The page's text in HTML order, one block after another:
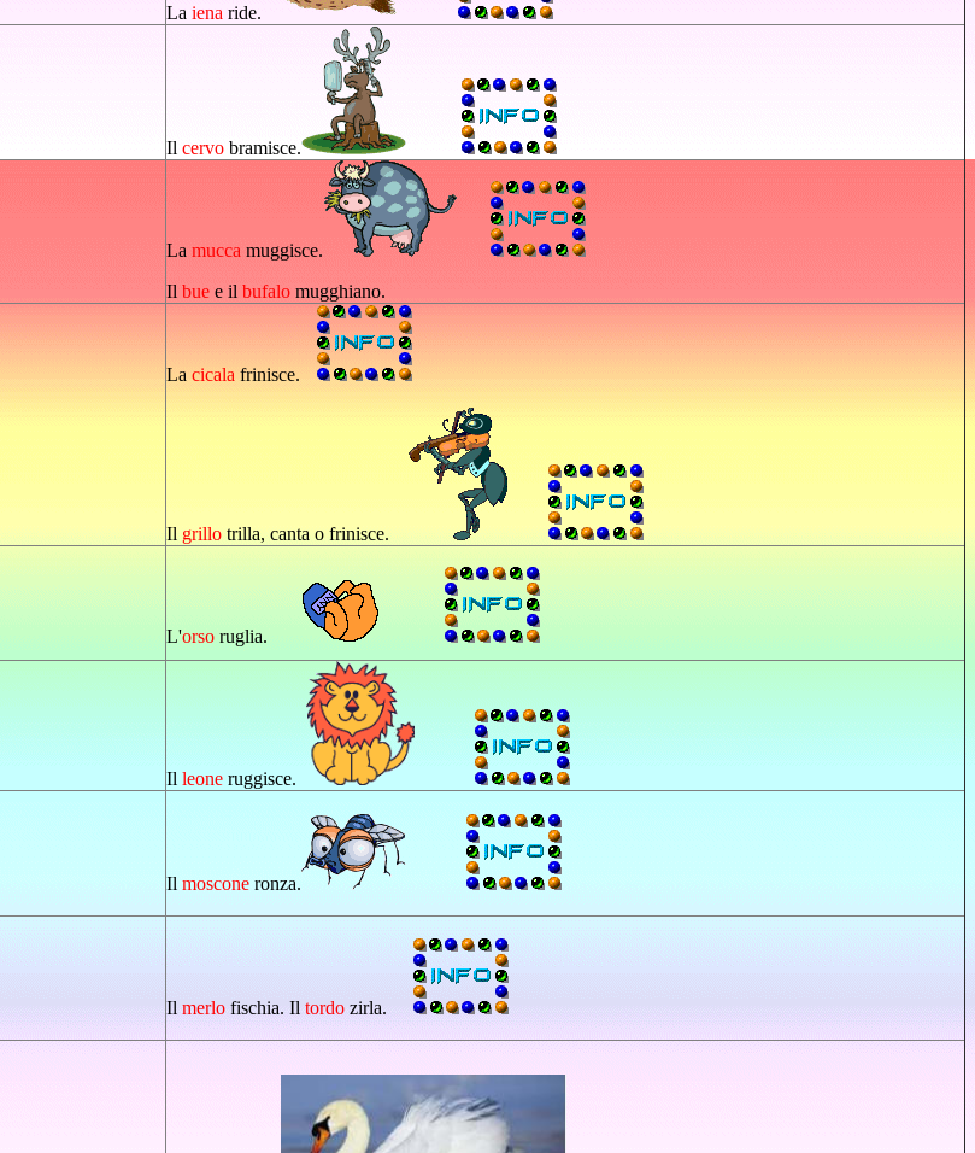
La iena ride.
Il cervo bramisce.
La mucca muggisce.
Il bue e il bufalo mugghiano.
La cicala frinisce.
Il grillo trilla, canta o frinisce.
L'orso ruglia.
Il leone ruggisce.
Il moscone ronza.
Il merlo fischia. Il tordo zirla.